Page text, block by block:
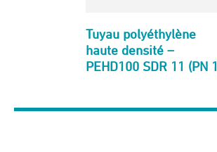
Tuyau polyéthylène
haute densité –
PEHD100 SDR 11 (PN